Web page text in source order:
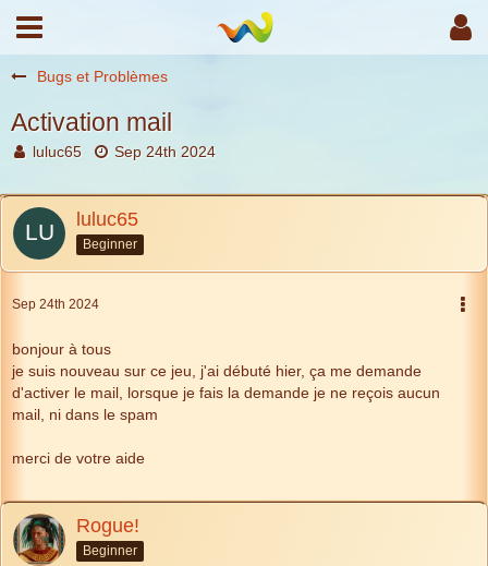
Bugs et Problèmes
Activation mail
luluc65 Sep 24th 2024
luluc65
Beginner
Sep 24th 2024
bonjour à tous
je suis nouveau sur ce jeu, j'ai débuté hier, ça me demande
d'activer le mail, lorsque je fais la demande je ne reçois aucun
mail, ni dans le spam
merci de votre aide
Rogue!
Beginner